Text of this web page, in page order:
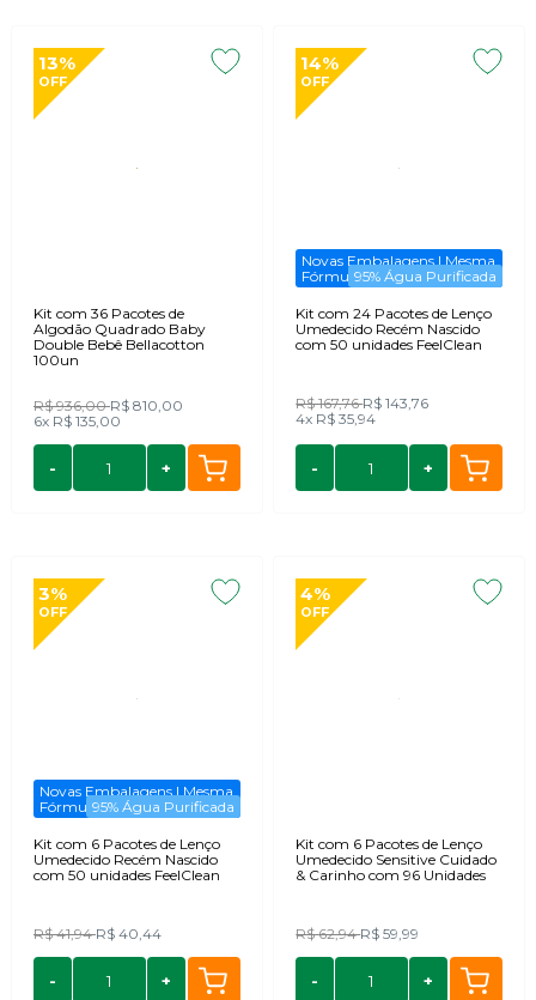
13%
OFF
Kit com 36 Pacotes de
Algodão Quadrado Baby
Double Bebê Bellacotton
100un
R$ 936,00R$ 810,00
6x R$ 135,00
- +
14%
OFF
Novas Embalagens | Mesma
Fórmula95% Água Purificada
Kit com 24 Pacotes de Lenço
Umedecido Recém Nascido
com 50 unidades FeelClean
R$ 167,76R$ 143,76
4x R$ 35,94
- +
3%
OFF
Novas Embalagens | Mesma
Fórmula95% Água Purificada
Kit com 6 Pacotes de Lenço
Umedecido Recém Nascido
com 50 unidades FeelClean
R$ 41,94R$ 40,44
- +
4%
OFF
Kit com 6 Pacotes de Lenço
Umedecido Sensitive Cuidado
& Carinho com 96 Unidades
R$ 62,94R$ 59,99
- +